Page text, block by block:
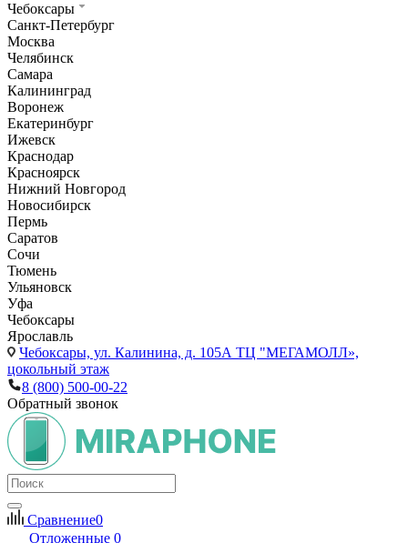
Чебоксары
Санкт-Петербург
Москва
Челябинск
Самара
Калининград
Воронеж
Екатеринбург
Ижевск
Краснодар
Красноярск
Нижний Новгород
Новосибирск
Пермь
Саратов
Сочи
Тюмень
Ульяновск
Уфа
Чебоксары
Ярославль
Чебоксары, ул. Калинина, д. 105А ТЦ "МЕГАМОЛЛ»,
цокольный этаж
8 (800) 500-00-22
Обратный звонок
Сравнение0
Отложенные 0